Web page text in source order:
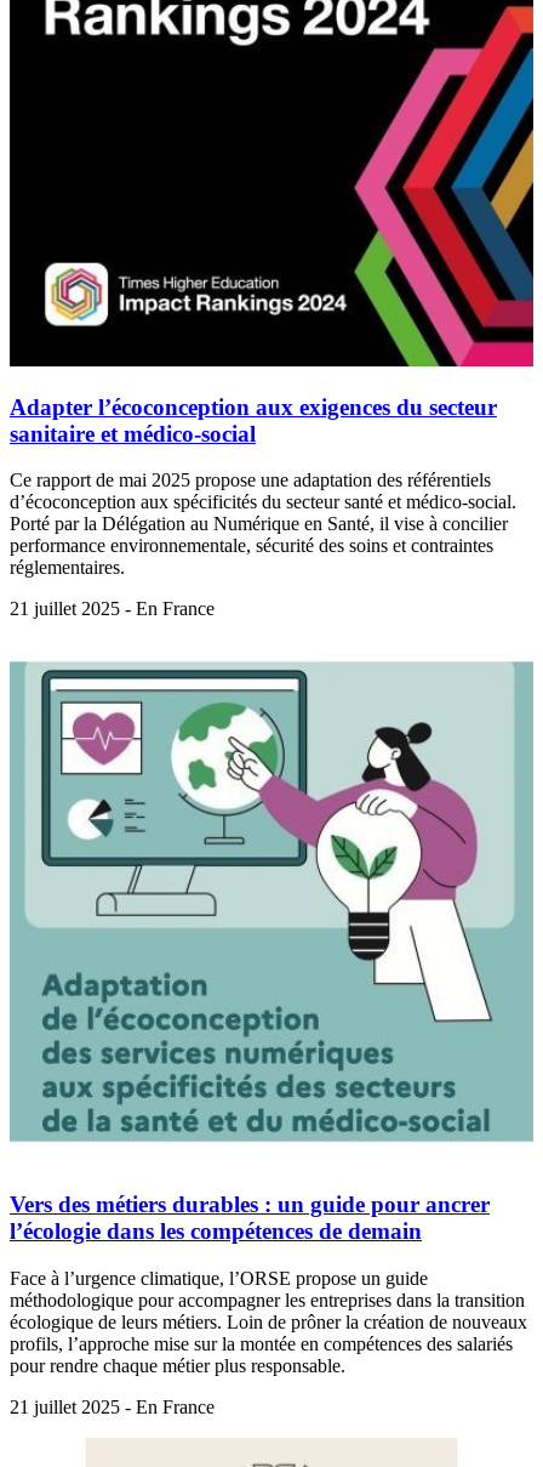
Adapter l’écoconception aux exigences du secteur
sanitaire et médico-social
Ce rapport de mai 2025 propose une adaptation des référentiels
d’écoconception aux spécificités du secteur santé et médico-social.
Porté par la Délégation au Numérique en Santé, il vise à concilier
performance environnementale, sécurité des soins et contraintes
réglementaires.
21 juillet 2025 - En France
Vers des métiers durables : un guide pour ancrer
l’écologie dans les compétences de demain
Face à l’urgence climatique, l’ORSE propose un guide
méthodologique pour accompagner les entreprises dans la transition
écologique de leurs métiers. Loin de prôner la création de nouveaux
profils, l’approche mise sur la montée en compétences des salariés
pour rendre chaque métier plus responsable.
21 juillet 2025 - En France